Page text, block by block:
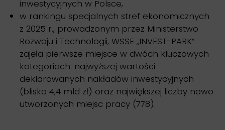
inwestycyjnych w Polsce,
w rankingu specjalnych stref ekonomicznych
z 2025 r., prowadzonym przez Ministerstwo
Rozwoju i Technologii, WSSE „INVEST-PARK”
zajęła pierwsze miejsce w dwóch kluczowych
kategoriach: najwyższej wartości
deklarowanych nakładów inwestycyjnych
(blisko 4,4 mld zł) oraz największej liczby nowo
utworzonych miejsc pracy (778).